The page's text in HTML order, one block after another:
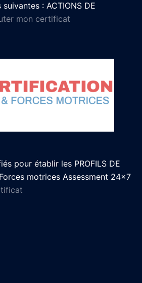
: ACTIONS DE
mon certificat
pour établir les PROFILS DE
motrices Assessment 24x7